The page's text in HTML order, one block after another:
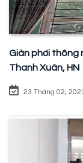
Giàn phơi thông
Thanh Xuân, HN
23 Tháng 02,